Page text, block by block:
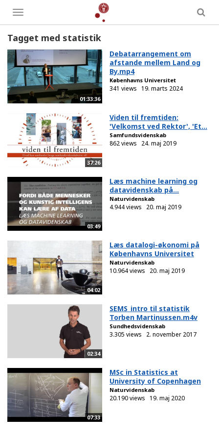
Toggle
menu
Tagget med statistik
01:33:36
Debatarrangement om
afstande mellem Land og
By.mp4
Københavns Universitet
341 views 19. marts 2024
37:26
Viden til fremtiden:
'Velkomst ved Rektor', 'Et...
Samfundsvidenskab
862 views 24. maj 2019
03:49
Læs machine learning og
datavidenskab på...
Naturvidenskab
4.944 views 20. maj 2019
04:02
Læs datalogi-økonomi på
Københavns Universitet
Naturvidenskab
10.964 views 20. maj 2019
02:34
SEMS_intro til statistik
Torben Martinussen.m4v
Sundhedsvidenskab
3.305 views 2. november 2017
07:33
MSc in Statistics at
University of Copenhagen
Naturvidenskab
20.190 views 19. maj 2020